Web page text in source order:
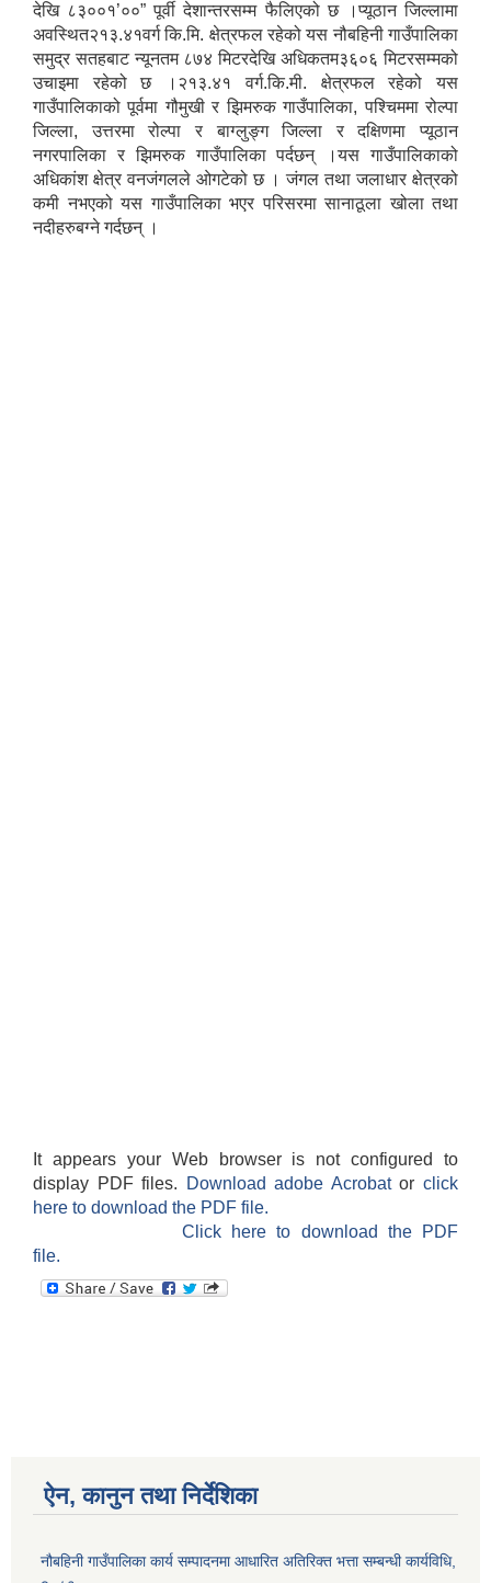
देखि ८३००१’००” पूर्वी देशान्तरसम्म फैलिएको छ ।प्यूठान जिल्लामा
अवस्थित२१३.४१वर्ग कि.मि. क्षेत्रफल रहेको यस नौबहिनी गाउँपालिका
समुद्र सतहबाट न्यूनतम ८७४ मिटरदेखि अधिकतम३६०६ मिटरसम्मको
उचाइमा रहेको छ ।२१३.४१ वर्ग.कि.मी. क्षेत्रफल रहेको यस
गाउँपालिकाको पूर्वमा गौमुखी र झिमरुक गाउँपालिका, पश्चिममा रोल्पा
जिल्ला, उत्तरमा रोल्पा र बाग्लुङ्ग जिल्ला र दक्षिणमा प्यूठान
नगरपालिका र झिमरुक गाउँपालिका पर्दछन् ।यस गाउँपालिकाको
अधिकांश क्षेत्र वनजंगलले ओगटेको छ । जंगल तथा जलाधार क्षेत्रको
कमी नभएको यस गाउँपालिका भएर परिसरमा सानाठूला खोला तथा
नदीहरुबग्ने गर्दछन् ।
It appears your Web browser is not configured to
display PDF files.
Download adobe Acrobatorclick
here to download the PDF file.
Click here to download the PDF
file.
ऐन, कानुन तथा निर्देशिका
नौबहिनी गाउँपालिका कार्य सम्पादनमा आधारित अतिरिक्त भत्ता सम्बन्धी कार्यविधि,